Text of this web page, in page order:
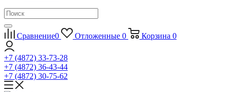
Сравнение0 Отложенные 0 Корзина 0
+7 (4872) 33-73-28
+7 (4872) 36-43-44
+7 (4872) 30-75-62